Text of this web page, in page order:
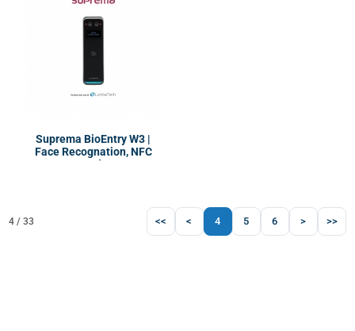
Suprema BioEntry W3 |
Face Recognation, NFC
Reader
4 / 33 << < 4 5 6 > >>